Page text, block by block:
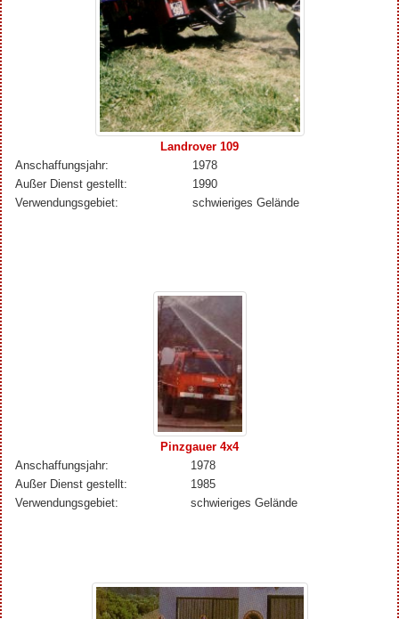
Landrover 109
Anschaffungsjahr:
1978
Außer Dienst gestellt:
1990
Verwendungsgebiet:
schwieriges Gelände
Pinzgauer 4x4
Anschaffungsjahr:
1978
Außer Dienst gestellt:
1985
Verwendungsgebiet:
schwieriges Gelände